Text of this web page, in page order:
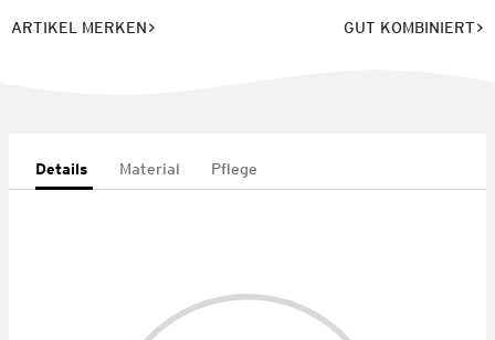
ARTIKEL MERKEN GUT KOMBINIERT
Details Material Pflege